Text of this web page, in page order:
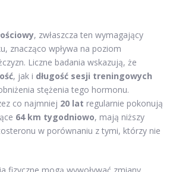
, zwłaszcza ten wymagający
znacząco wpływa na poziom
Liczne badania wskazują, że
, jak i długość sesji treningowych
stężenia tego hormonu.
co najmniej 20 lat regularnie pokonują
64 km tygodniowo, mają niższy
w porównaniu z tymi, którzy nie